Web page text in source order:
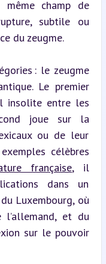
champ de
subtile ou
du zeugme.
: le zeugme
Le premier
insolite entre les
joue sur la
ou de leur
célèbres
française, il
dans un
Luxembourg, où
l’allemand, et du
sur le pouvoir